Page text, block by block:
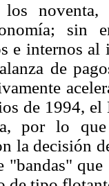
noventa,
sin
e internos
de
de 1994, el
por lo
la decisión
"bandas"